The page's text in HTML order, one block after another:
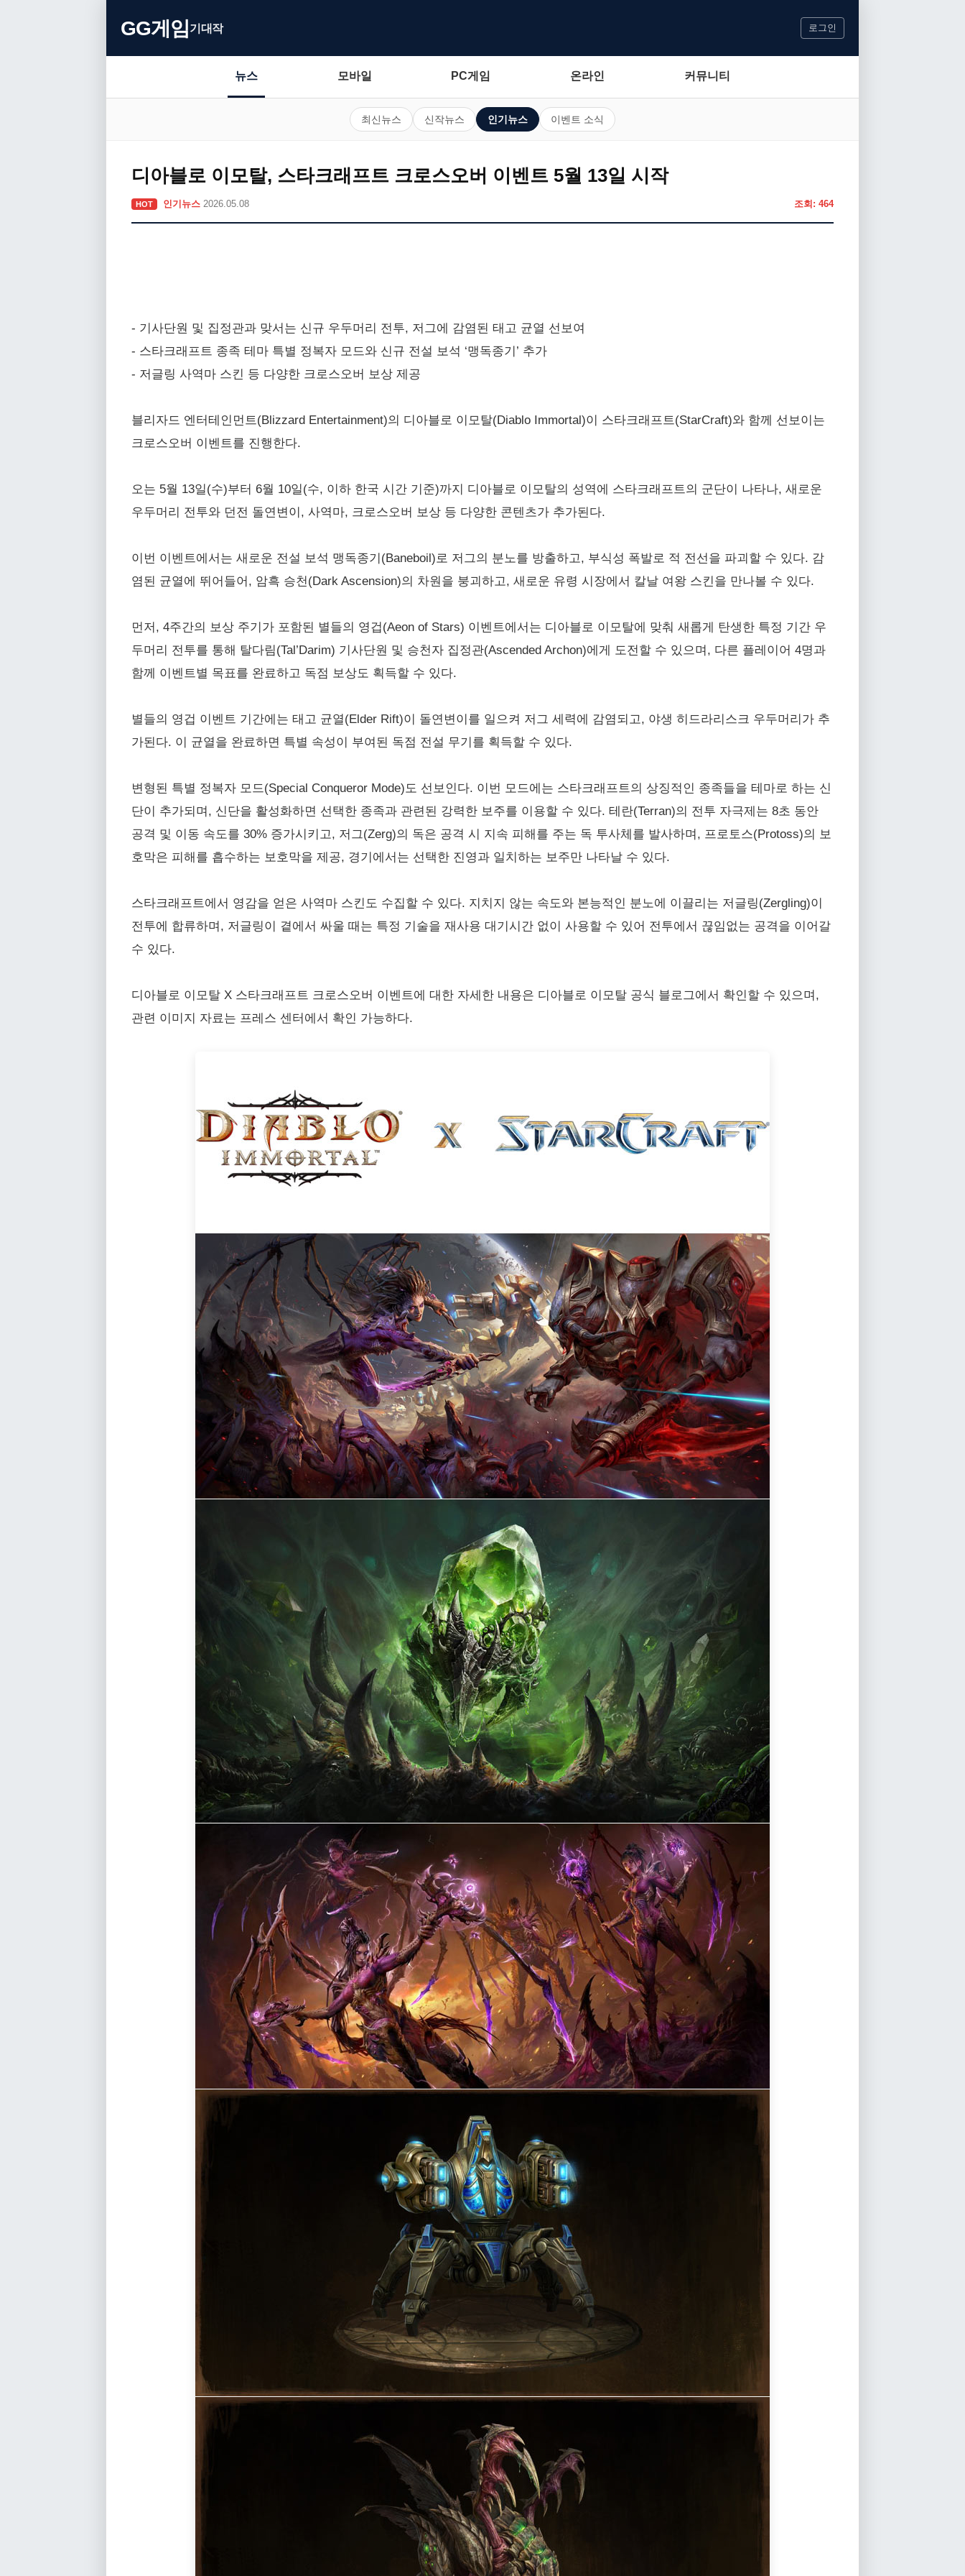
GG게임기대작 로그인
뉴스 모바일 PC게임 온라인 커뮤니티
최신뉴스 신작뉴스 인기뉴스 이벤트 소식
디아블로 이모탈, 스타크래프트 크로스오버 이벤트 5월 13일 시작
HOT 인기뉴스 2026.05.08 조회: 464
- 기사단원 및 집정관과 맞서는 신규 우두머리 전투, 저그에 감염된 태고 균열 선보여
- 스타크래프트 종족 테마 특별 정복자 모드와 신규 전설 보석 ‘맹독종기’ 추가
- 저글링 사역마 스킨 등 다양한 크로스오버 보상 제공
블리자드 엔터테인먼트(Blizzard Entertainment)의 디아블로 이모탈(Diablo Immortal)이 스타크래프트(StarCraft)와 함께 선보이는
크로스오버 이벤트를 진행한다.
오는 5월 13일(수)부터 6월 10일(수, 이하 한국 시간 기준)까지 디아블로 이모탈의 성역에 스타크래프트의 군단이 나타나, 새로운
우두머리 전투와 던전 돌연변이, 사역마, 크로스오버 보상 등 다양한 콘텐츠가 추가된다.
이번 이벤트에서는 새로운 전설 보석 맹독종기(Baneboil)로 저그의 분노를 방출하고, 부식성 폭발로 적 전선을 파괴할 수 있다. 감
염된 균열에 뛰어들어, 암흑 승천(Dark Ascension)의 차원을 붕괴하고, 새로운 유령 시장에서 칼날 여왕 스킨을 만나볼 수 있다.
먼저, 4주간의 보상 주기가 포함된 별들의 영겁(Aeon of Stars) 이벤트에서는 디아블로 이모탈에 맞춰 새롭게 탄생한 특정 기간 우
두머리 전투를 통해 탈다림(Tal’Darim) 기사단원 및 승천자 집정관(Ascended Archon)에게 도전할 수 있으며, 다른 플레이어 4명과
함께 이벤트별 목표를 완료하고 독점 보상도 획득할 수 있다.
별들의 영겁 이벤트 기간에는 태고 균열(Elder Rift)이 돌연변이를 일으켜 저그 세력에 감염되고, 야생 히드라리스크 우두머리가 추
가된다. 이 균열을 완료하면 특별 속성이 부여된 독점 전설 무기를 획득할 수 있다.
변형된 특별 정복자 모드(Special Conqueror Mode)도 선보인다. 이번 모드에는 스타크래프트의 상징적인 종족들을 테마로 하는 신
단이 추가되며, 신단을 활성화하면 선택한 종족과 관련된 강력한 보주를 이용할 수 있다. 테란(Terran)의 전투 자극제는 8초 동안
공격 및 이동 속도를 30% 증가시키고, 저그(Zerg)의 독은 공격 시 지속 피해를 주는 독 투사체를 발사하며, 프로토스(Protoss)의 보
호막은 피해를 흡수하는 보호막을 제공, 경기에서는 선택한 진영과 일치하는 보주만 나타날 수 있다.
스타크래프트에서 영감을 얻은 사역마 스킨도 수집할 수 있다. 지치지 않는 속도와 본능적인 분노에 이끌리는 저글링(Zergling)이
전투에 합류하며, 저글링이 곁에서 싸울 때는 특정 기술을 재사용 대기시간 없이 사용할 수 있어 전투에서 끊임없는 공격을 이어갈
수 있다.
디아블로 이모탈 X 스타크래프트 크로스오버 이벤트에 대한 자세한 내용은 디아블로 이모탈 공식 블로그에서 확인할 수 있으며,
관련 이미지 자료는 프레스 센터에서 확인 가능하다.